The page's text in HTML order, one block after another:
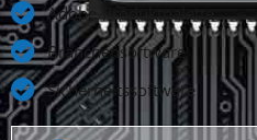
Adobe-Produktpalette
Branchensoftware
Sicherheitssoftware